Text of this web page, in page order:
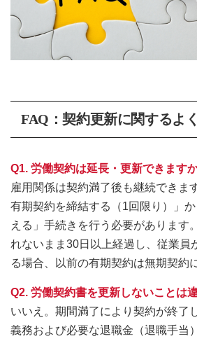
FAQ：契約更新に関するよ
Q1. 労働契約は延長・更新できます
雇用関係は契約満了後も継続できま
有期契約を締結する（1回限り）」
える」手続きを行う必要があります
れないまま30日以上経過し、従業員
る場合、以前の有期契約は無期契約
Q2. 労働契約書を更新しないことは
いいえ。期間満了により契約が終了
義務および必要な退職金（退職手当